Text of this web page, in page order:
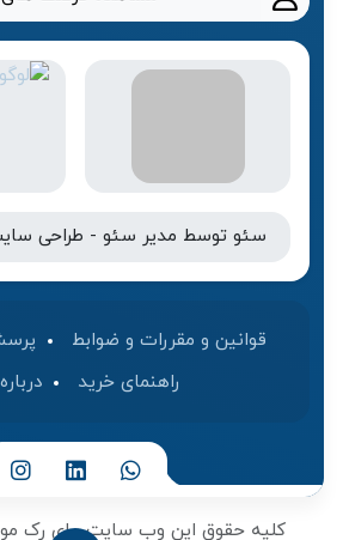
سئو توسط مدیر سئو - طراحی
قوانین و مقررات و ضوابط
راهنمای خرید
کلیه حقوق این وب سایت برای رک